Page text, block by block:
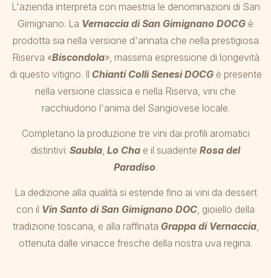
L'azienda interpreta con maestria le denominazioni di San
Gimignano. La Vernaccia di San Gimignano DOCG è
prodotta sia nella versione d'annata che nella prestigiosa
Riserva «Biscondola», massima espressione di longevità
di questo vitigno. Il Chianti Colli Senesi DOCGè presente
nella versione classica e nella Riserva, vini che
racchiudono l'anima del Sangiovese locale.
Completano la produzione tre vini dai profili aromatici
distintivi: Saubla, Lo Cha e il suadente Rosa del
Paradiso.
La dedizione alla qualità si estende fino ai vini da dessert
con il Vin Santo di San Gimignano DOC, gioiello della
tradizione toscana, e alla raffinata Grappa di Vernaccia,
ottenuta dalle vinacce fresche della nostra uva regina.